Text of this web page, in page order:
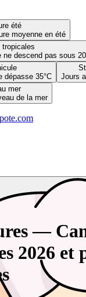
été
moyenne en été
tropicales
ne descend pas sous
dépasse 35°C
Jours
mer
de la mer
—
2026 et